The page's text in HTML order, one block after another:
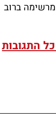
מראים עלייה מרשימה ברוב
התגובות